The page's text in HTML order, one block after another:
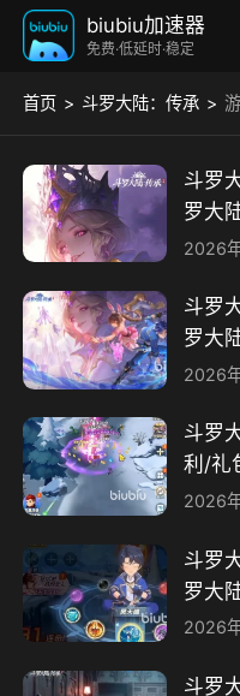
biubiu加速器
免费·低延时·稳定
首页 斗罗大陆：传承
斗罗
罗大
2026
斗罗
罗大
2026
斗罗
利/礼
福利
2026
斗罗
罗大
2026
斗罗